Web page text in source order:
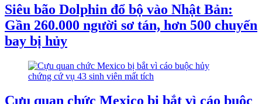
Siêu bão Dolphin đổ bộ vào Nhật Bản:
Gần 260.000 người sơ tán, hơn 500 chuyến
bay bị hủy
Cựu quan chức Mexico bị bắt vì cáo buộc